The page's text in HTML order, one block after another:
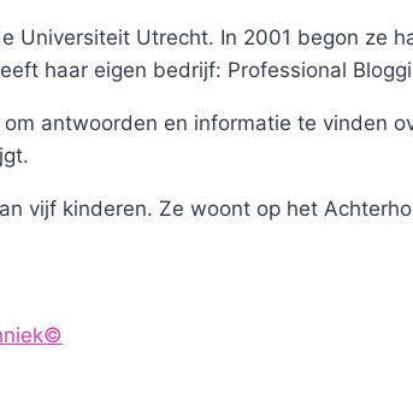
Universiteit Utrecht. In 2001 begon ze
haar eigen bedrijf: Professional
antwoorden en informatie te vinden
vijf kinderen. Ze woont op het